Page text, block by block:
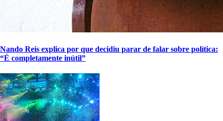
Nando Reis explica por que decidiu parar de falar sobre política:
“É completamente inútil”